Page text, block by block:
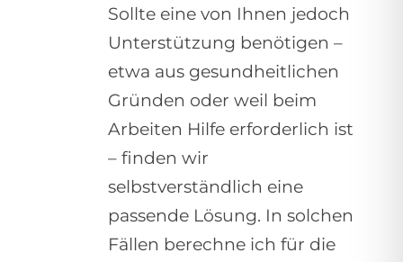
Sollte eine von Ihnen jedoch
Unterstützung benötigen –
etwa aus gesundheitlichen
Gründen oder weil beim
Arbeiten Hilfe erforderlich ist
– finden wir
selbstverständlich eine
passende Lösung. In solchen
Fällen berechne ich für die